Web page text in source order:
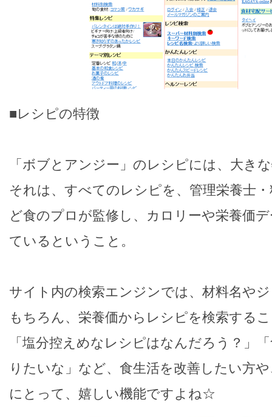
■レシピの特徴
「ボブとアンジー」のレシピには、大き
それは、すべてのレシピを、管理栄養士
ど食のプロが監修し、カロリーや栄養価
ているということ。
サイト内の検索エンジンでは、材料名や
もちろん、栄養価からレシピを検索する
「塩分控えめなレシピはなんだろう？」
りたいな」など、食生活を改善したい方
にとって、嬉しい機能ですよね☆